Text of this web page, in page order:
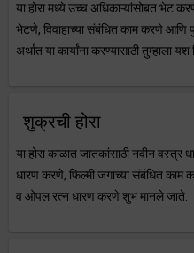
या होरा मध्ये उच्च अधिकाऱ्यांसोबत भेट
भेटणे, विवाहाच्या संबंधित काम करणे
अर्थात या कार्यांना करण्यासाठी तुम्हाला यश
शुक्रची होरा
या होरा काळात जातकांसाठी नवीन
धारण करणे, फिल्मी जगाच्या संबंधित काम
व ओपल रत्न धारण करणे शुभ मानले जाते.